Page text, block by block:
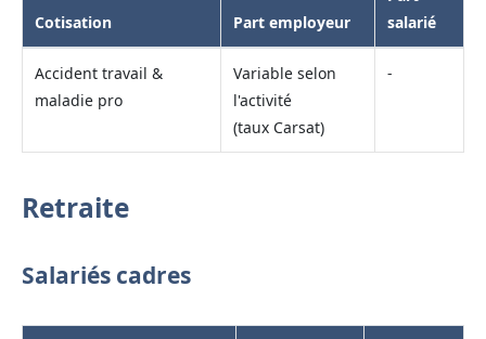
Cotisation Part employeur
salarié
Accident travail &
maladie pro
Variable selon
l'activité
(taux Carsat)
-
Retraite
Salariés cadres